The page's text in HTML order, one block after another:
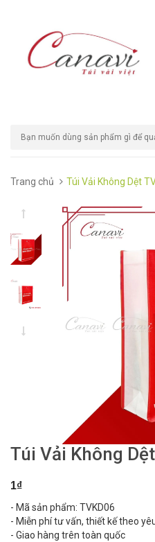
Trang chủ Túi Vải Không Dệt
Túi Vải Không
1₫
- Mã sản phẩm: TVKD06
- Miễn phí tư vấn, thiết kế theo
- Giao hàng trên toàn quốc